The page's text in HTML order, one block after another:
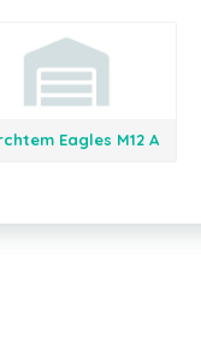
Eagles M12 A